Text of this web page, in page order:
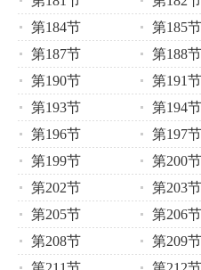
第184节
第185节
第187节
第188节
第190节
第191节
第193节
第194节
第196节
第197节
第199节
第200节
第202节
第203节
第205节
第206节
第208节
第209节